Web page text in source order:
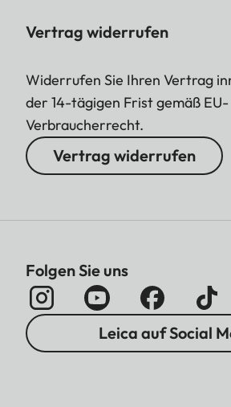
Vertrag widerrufen
Widerrufen Sie Ihren Vertrag
der 14-tägigen Frist gemäß EU-
Verbraucherrecht.
Vertrag widerrufen
Folgen Sie uns
Leica auf Social